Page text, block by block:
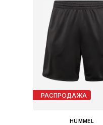
РАСПРОДАЖА
HUMMEL